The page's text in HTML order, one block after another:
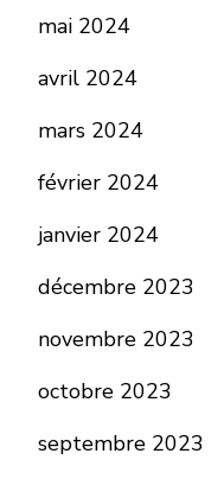
mai 2024
avril 2024
mars 2024
février 2024
janvier 2024
décembre 2023
novembre 2023
octobre 2023
septembre 2023